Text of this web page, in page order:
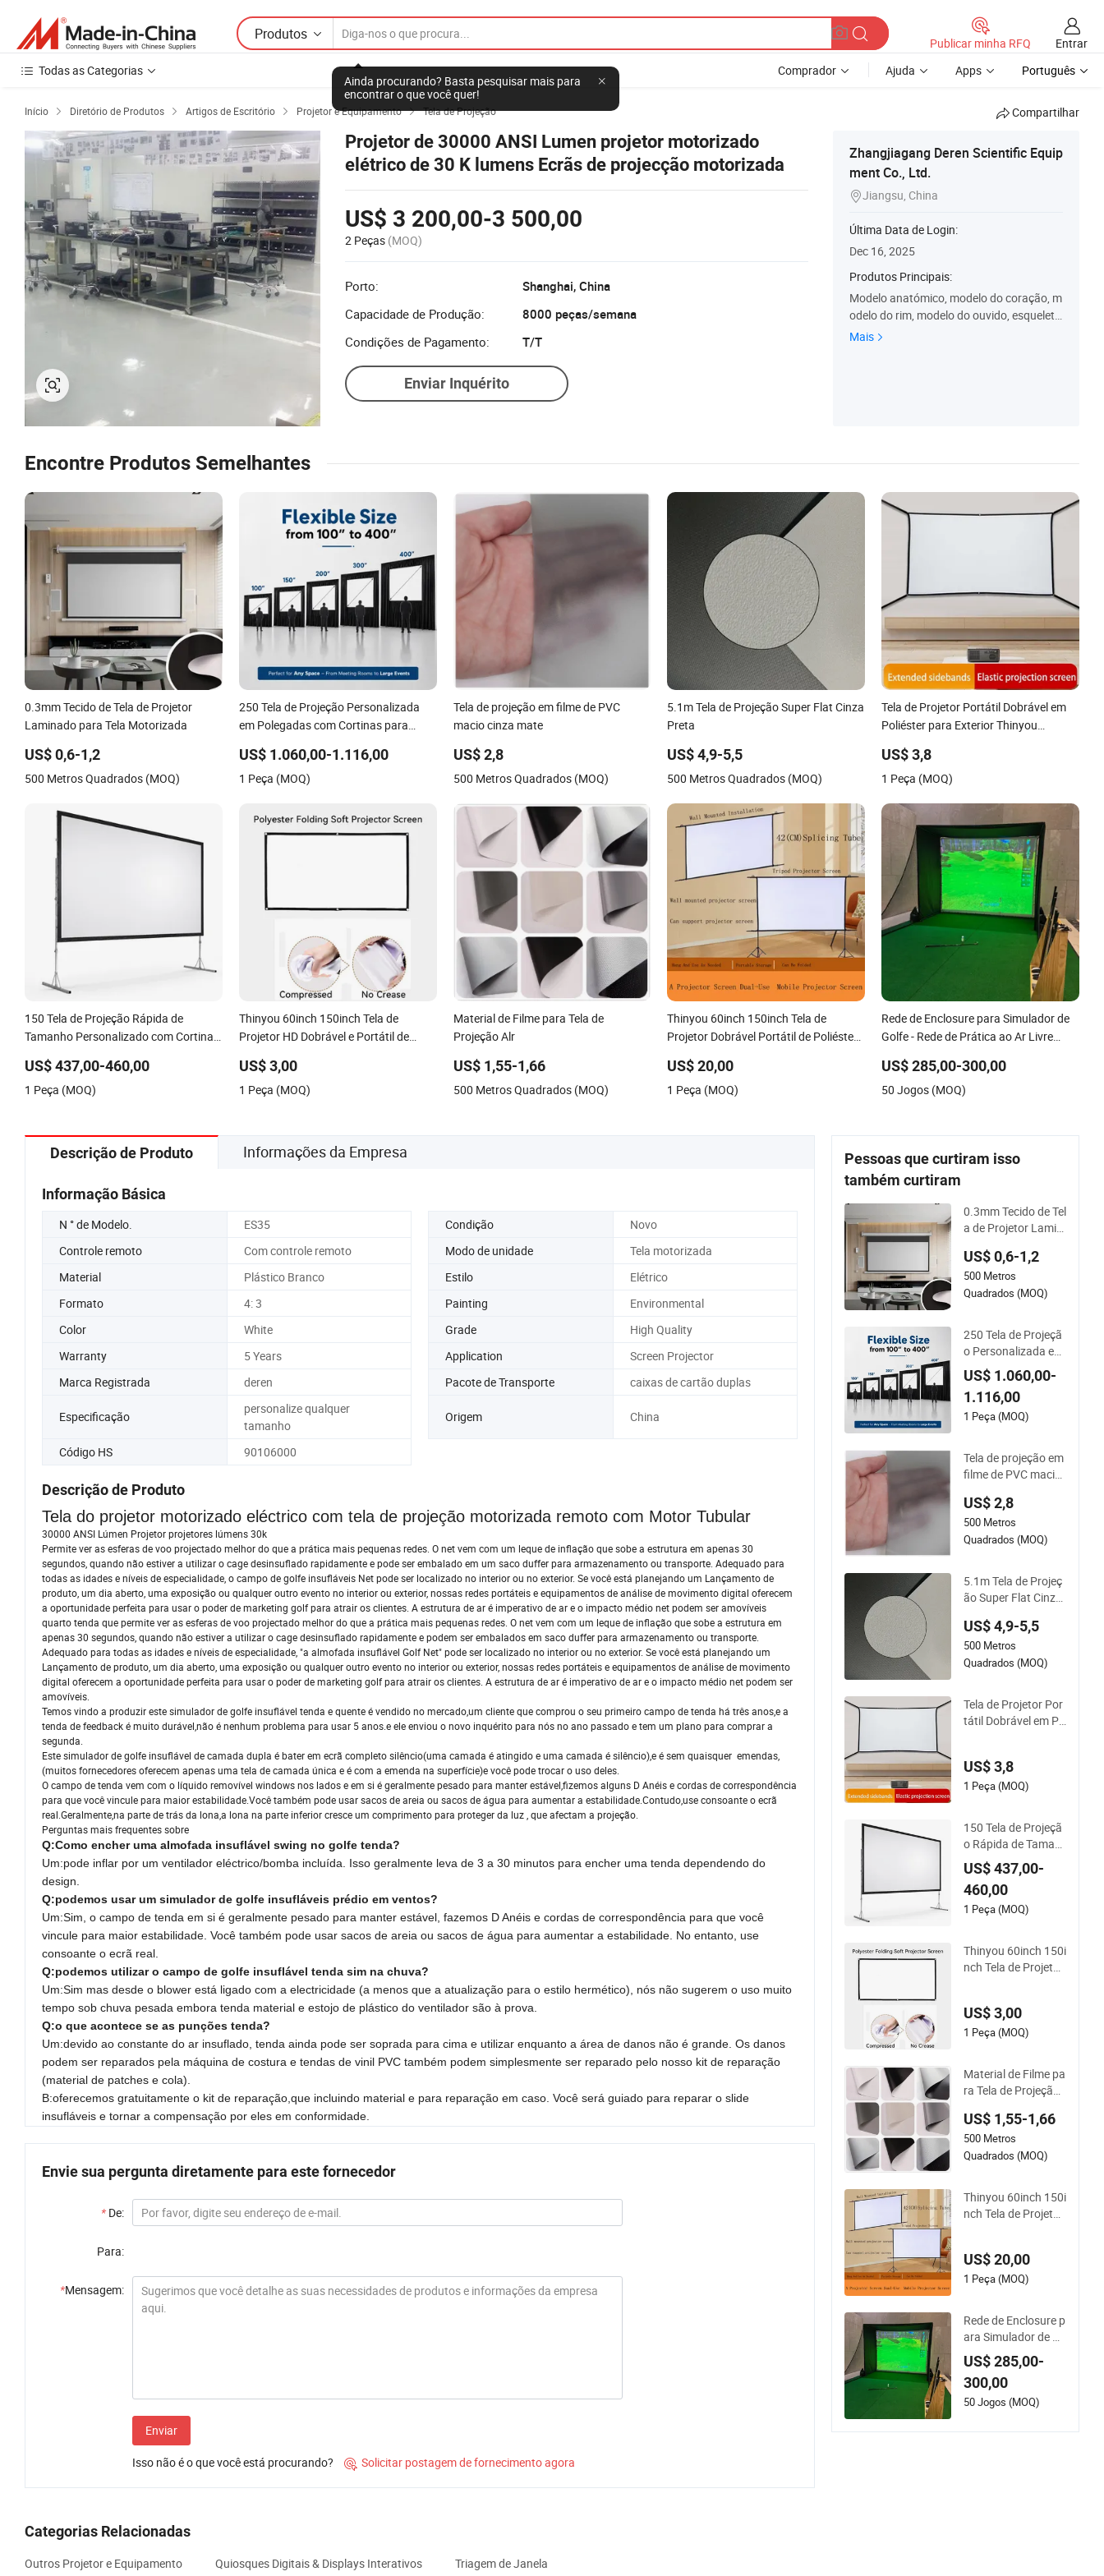
Produtos
Ainda procurando? Basta pesquisar mais para
encontrar o que você quer!
Publicar minha RFQ
Entrar
Todas as Categorias
Comprador Ajuda Apps Português
Início  Diretório de Produtos  Artigos de Escritório  Projetor e Equipamento  Tela de Projeção Compartilhar
Projetor de 30000 ANSI Lumen projetor motorizado
elétrico de 30 K lumens Ecrãs de projecção motorizada
US$ 3 200,00-3 500,00
2 Peças (MOQ)
Porto:
Shanghai, China
Capacidade de Produção:
8000 peças/semana
Condições de Pagamento:
T/T
Enviar Inquérito
Zhangjiagang Deren Scientific Equip
ment Co., Ltd.
Jiangsu, China
Última Data de Login:
Dec 16, 2025
Produtos Principais:
Modelo anatómico, modelo do coração, m
odelo do rim, modelo do ouvido, esquelet
o, Crânio, coluna vertebral, junta, tronco,
Mais
Encontre Produtos Semelhantes
0.3mm Tecido de Tela de Projetor
Laminado para Tela Motorizada
US$ 0,6-1,2
500 Metros Quadrados (MOQ)
250 Tela de Projeção Personalizada
em Polegadas com Cortinas para
US$ 1.060,00-1.116,00
1 Peça (MOQ)
Tela de projeção em filme de PVC
macio cinza mate
US$ 2,8
500 Metros Quadrados (MOQ)
5.1m Tela de Projeção Super Flat Cinza
Preta
US$ 4,9-5,5
500 Metros Quadrados (MOQ)
Tela de Projetor Portátil Dobrável em
Poliéster para Exterior Thinyou
US$ 3,8
1 Peça (MOQ)
150 Tela de Projeção Rápida de
Tamanho Personalizado com Cortinas
US$ 437,00-460,00
1 Peça (MOQ)
Thinyou 60inch 150inch Tela de
Projetor HD Dobrável e Portátil de
Escritórios
US$ 3,00
1 Peça (MOQ)
Material de Filme para Tela de
Projeção Alr
US$ 1,55-1,66
500 Metros Quadrados (MOQ)
Thinyou 60inch 150inch Tela de
Projetor Dobrável Portátil de Poliéster
US$ 20,00
1 Peça (MOQ)
Rede de Enclosure para Simulador de
Golfe - Rede de Prática ao Ar Livre
US$ 285,00-300,00
50 Jogos (MOQ)
Descrição de Produto Informações da Empresa
Informação Básica
N ° de Modelo. ES35 Condição
Novo
Controle remoto
Com controle remoto Modo de unidade
Tela motorizada
Material
Plástico Branco Estilo
Elétrico
Formato
4: 3 Painting
Environmental
Color
White Grade
High Quality
Warranty
5 Years Application
Screen Projector
Marca Registrada
deren Pacote de Transporte caixas de cartão duplas
Especificação
personalize qualquer
tamanho
Origem China
Código HS 90106000
Descrição de Produto
Tela do projetor motorizado eléctrico com tela de projeção motorizada remoto com Motor Tubular
30000 ANSI Lúmen Projetor projetores lúmens 30k
Permite ver as esferas de voo projectado melhor do que a prática mais pequenas redes. O net vem com um leque de inflação que sobe a estrutura em apenas 30
segundos, quando não estiver a utilizar o cage desinsuflado rapidamente e pode ser embalado em um saco duffer para armazenamento ou transporte. Adequado para
todas as idades e níveis de especialidade, o campo de golfe insufláveis Net pode ser localizado no interior ou no exterior. Se você está planejando um Lançamento de
produto, um dia aberto, uma exposição ou qualquer outro evento no interior ou exterior, nossas redes portáteis e equipamentos de análise de movimento digital oferecem
a oportunidade perfeita para usar o poder de marketing golf para atrair os clientes. A estrutura de ar é imperativo de ar e o impacto médio net podem ser amovíveis
quarto tenda que permite ver as esferas de voo projectado melhor do que a prática mais pequenas redes. O net vem com um leque de inflação que sobe a estrutura em
apenas 30 segundos, quando não estiver a utilizar o cage desinsuflado rapidamente e podem ser embalados em saco duffer para armazenamento ou transporte.
Adequado para todas as idades e níveis de especialidade, "a almofada insuflável Golf Net" pode ser localizado no interior ou no exterior. Se você está planejando um
Lançamento de produto, um dia aberto, uma exposição ou qualquer outro evento no interior ou exterior, nossas redes portáteis e equipamentos de análise de movimento
digital oferecem a oportunidade perfeita para usar o poder de marketing golf para atrair os clientes. A estrutura de ar é imperativo de ar e o impacto médio net podem ser
amovíveis.
Temos vindo a produzir este simulador de golfe insuflável tenda e quente é vendido no mercado,um cliente que comprou o seu primeiro campo de tenda há três anos,e a
tenda de feedback é muito durável,não é nenhum problema para usar 5 anos.e ele enviou o novo inquérito para nós no ano passado e tem um plano para comprar a
segunda.
Este simulador de golfe insuflável de camada dupla é bater em ecrã completo silêncio(uma camada é atingido e uma camada é silêncio),e é sem quaisquer emendas,
(muitos fornecedores oferecem apenas uma tela de camada única e é com a emenda na superfície)e você pode trocar o uso deles.
O campo de tenda vem com o líquido removível windows nos lados e em si é geralmente pesado para manter estável,fizemos alguns D Anéis e cordas de correspondência
para que você vincule para maior estabilidade.Você também pode usar sacos de areia ou sacos de água para aumentar a estabilidade.Contudo,use consoante o ecrã
real.Geralmente,na parte de trás da lona,a lona na parte inferior cresce um comprimento para proteger da luz , que afectam a projeção.
Perguntas mais frequentes sobre
Q:Como encher uma almofada insuflável swing no golfe tenda?
Um:pode inflar por um ventilador eléctrico/bomba incluída. Isso geralmente leva de 3 a 30 minutos para encher uma tenda dependendo do
design.
Q:podemos usar um simulador de golfe insufláveis prédio em ventos?
Um:Sim, o campo de tenda em si é geralmente pesado para manter estável, fazemos D Anéis e cordas de correspondência para que você
vincule para maior estabilidade. Você também pode usar sacos de areia ou sacos de água para aumentar a estabilidade. No entanto, use
consoante o ecrã real.
Q:podemos utilizar o campo de golfe insuflável tenda sim na chuva?
Um:Sim mas desde o blower está ligado com a electricidade (a menos que a atualização para o estilo hermético), nós não sugerem o uso muito
tempo sob chuva pesada embora tenda material e estojo de plástico do ventilador são à prova.
Q:o que acontece se as punções tenda?
Um:devido ao constante do ar insuflado, tenda ainda pode ser soprada para cima e utilizar enquanto a área de danos não é grande. Os danos
podem ser reparados pela máquina de costura e tendas de vinil PVC também podem simplesmente ser reparado pelo nosso kit de reparação
(material de patches e cola).
B:oferecemos gratuitamente o kit de reparação,que incluindo material e para reparação em caso. Você será guiado para reparar o slide
insufláveis e tornar a compensação por eles em conformidade.
Envie sua pergunta diretamente para este fornecedor
* De:
Para:
*Mensagem:
Enviar
Isso não é o que você está procurando?  Solicitar postagem de fornecimento agora
Categorias Relacionadas
Outros Projetor e Equipamento Quiosques Digitais & Displays Interativos Triagem de Janela
Pessoas que curtiram isso
também curtiram
0.3mm Tecido de Tel
a de Projetor Lamin
izada
US$ 0,6-1,2
500 Metros
Quadrados (MOQ)
250 Tela de Projeçã
o Personalizada em
Polegadas com Cor
tinas para Ocasiões
Especiais
US$ 1.060,00-
1.116,00
1 Peça (MOQ)
Tela de projeção em
filme de PVC macio
US$ 2,8
500 Metros
Quadrados (MOQ)
5.1m Tela de Projeç
ão Super Flat Cinza
US$ 4,9-5,5
500 Metros
Quadrados (MOQ)
Tela de Projetor Por
tátil Dobrável em Po
dge 60inch 150inch
US$ 3,8
1 Peça (MOQ)
150 Tela de Projeçã
o Rápida de Taman
ho Personalizado c
om Cortinas para G
randes Reuniões
US$ 437,00-
460,00
1 Peça (MOQ)
Thinyou 60inch 150i
nch Tela de Projetor
Home Theaters e Es
critórios
US$ 3,00
1 Peça (MOQ)
Material de Filme pa
ra Tela de Projeção
US$ 1,55-1,66
500 Metros
Quadrados (MOQ)
Thinyou 60inch 150i
nch Tela de Projetor
or com Tripé Duplo
US$ 20,00
1 Peça (MOQ)
Rede de Enclosure p
ara Simulador de G
olfe - Rede de Prátic
a ao Ar Livre para G
olfe
US$ 285,00-
300,00
50 Jogos (MOQ)